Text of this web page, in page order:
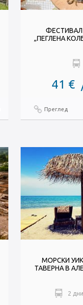
„ПЕГЛЕНА
41 €
Преглед
МОРСКИ
ТАВЕРНА В
2